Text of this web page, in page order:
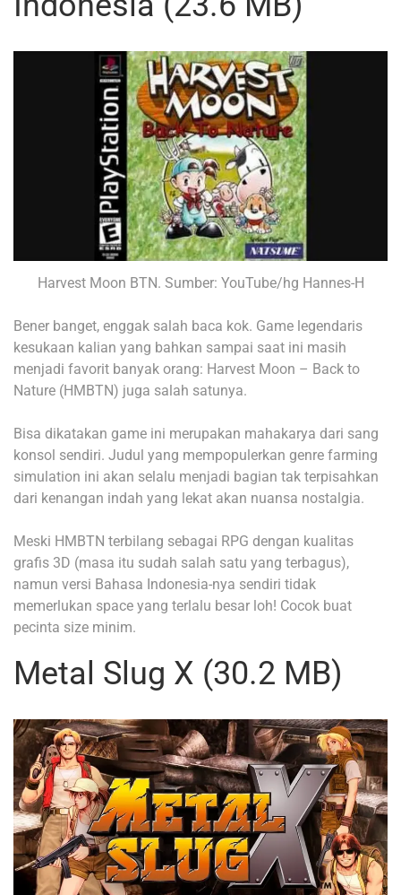
Harvest Moon BTN. Sumber: YouTube/hg Hannes-H
Bener banget, enggak salah baca kok. Game legendaris
kesukaan kalian yang bahkan sampai saat ini masih
menjadi favorit banyak orang: Harvest Moon – Back to
Nature (HMBTN) juga salah satunya.
Bisa dikatakan game ini merupakan mahakarya dari sang
konsol sendiri. Judul yang mempopulerkan genre farming
simulation ini akan selalu menjadi bagian tak terpisahkan
dari kenangan indah yang lekat akan nuansa nostalgia.
Meski HMBTN terbilang sebagai RPG dengan kualitas
grafis 3D (masa itu sudah salah satu yang terbagus),
namun versi Bahasa Indonesia-nya sendiri tidak
memerlukan space yang terlalu besar loh! Cocok buat
pecinta size minim.
Metal Slug X (30.2 MB)